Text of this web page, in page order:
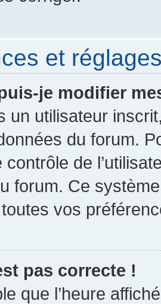
et
je modifier
un utilisateur
du forum.
contrôle de
forum. Ce
vos
pas correcte !
que l’heure